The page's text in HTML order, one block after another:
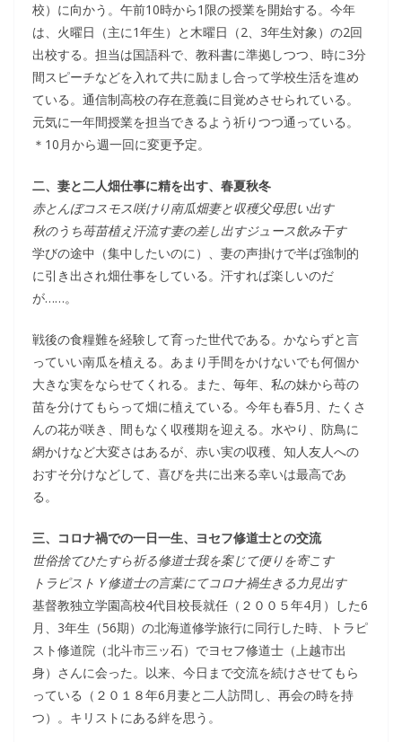
校）に向かう。午前10時から1限の授業を開始する。今年
は、火曜日（主に1年生）と木曜日（2、3年生対象）の2回
出校する。担当は国語科で、教科書に準拠しつつ、時に3分
間スピーチなどを入れて共に励まし合って学校生活を進め
ている。通信制高校の存在意義に目覚めさせられている。
元気に一年間授業を担当できるよう祈りつつ通っている。
＊10月から週一回に変更予定。
二、妻と二人畑仕事に精を出す、春夏秋冬
赤とんぼコスモス咲けり南瓜畑妻と収穫父母思い出す
秋のうち苺苗植え汗流す妻の差し出すジュース飲み干す
学びの途中（集中したいのに）、妻の声掛けで半ば強制的
に引き出され畑仕事をしている。汗すれば楽しいのだ
が……。
戦後の食糧難を経験して育った世代である。かならずと言
っていい南瓜を植える。あまり手間をかけないでも何個か
大きな実をならせてくれる。また、毎年、私の妹から苺の
苗を分けてもらって畑に植えている。今年も春5月、たくさ
んの花が咲き、間もなく収穫期を迎える。水やり、防鳥に
網かけなど大変さはあるが、赤い実の収穫、知人友人への
おすそ分けなどして、喜びを共に出来る幸いは最高であ
る。
三、コロナ禍での一日一生、ヨセフ修道士との交流
世俗捨てひたすら祈る修道士我を案じて便りを寄こす
トラピストＹ修道士の言葉にてコロナ禍生きる力見出す
基督教独立学園高校4代目校長就任（２００５年4月）した6
月、3年生（56期）の北海道修学旅行に同行した時、トラピ
スト修道院（北斗市三ッ石）でヨセフ修道士（上越市出
身）さんに会った。以来、今日まで交流を続けさせてもら
っている（２０１８年6月妻と二人訪問し、再会の時を持
つ）。キリストにある絆を思う。